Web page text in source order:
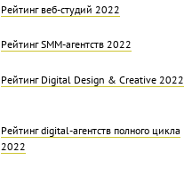
Рейтинг веб-студий 2022
Рейтинг SMM-агентств 2022
Рейтинг Digital Design & Creative 2022
Рейтинг digital-агентств полного цикла
2022